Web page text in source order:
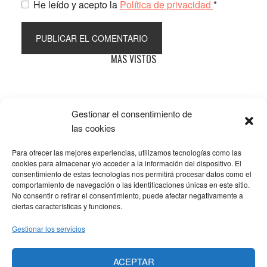
Gestionar el consentimiento de
las cookies
Para ofrecer las mejores experiencias, utilizamos tecnologías como las
cookies para almacenar y/o acceder a la información del dispositivo. El
consentimiento de estas tecnologías nos permitirá procesar datos como el
comportamiento de navegación o las identificaciones únicas en este sitio.
No consentir o retirar el consentimiento, puede afectar negativamente a
ciertas características y funciones.
Gestionar los servicios
ACEPTAR
He leído y acepto la Política de privacidad *
MÁS VISTOS
Popular Recent Comments
SOBRE LA AFILIACIÓN
Los costes de este blog se sufragan en parte mediante
enlaces de afiliación, que hacen que se gane una
de los mismos. No hay ningún coste adicional para ti, y
solo enlazo a productos que yo mismo uso y